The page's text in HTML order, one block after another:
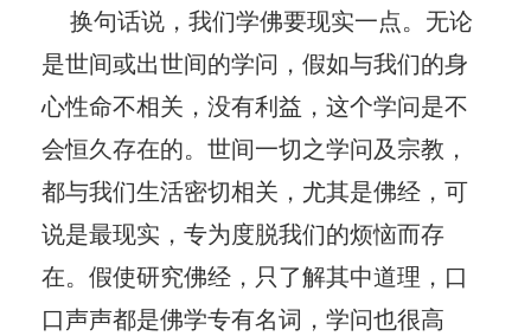
换句话说，我们学佛要现实一点。无论
是世间或出世间的学问，假如与我们的身
心性命不相关，没有利益，这个学问是不
会恒久存在的。世间一切之学问及宗教，
都与我们生活密切相关，尤其是佛经，可
说是最现实，专为度脱我们的烦恼而存
在。假使研究佛经，只了解其中道理，口
口声声都是佛学专有名词，学问也很高